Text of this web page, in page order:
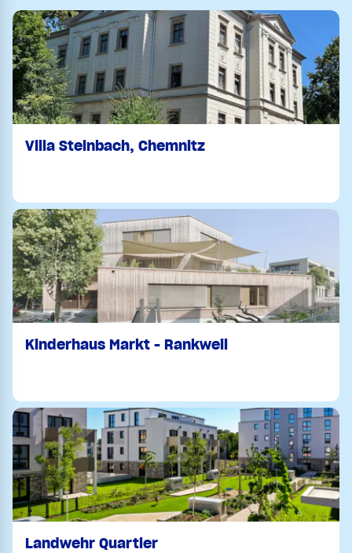
Villa Steinbach, Chemnitz
Kinderhaus Markt - Rankweil
Landwehr Quartier